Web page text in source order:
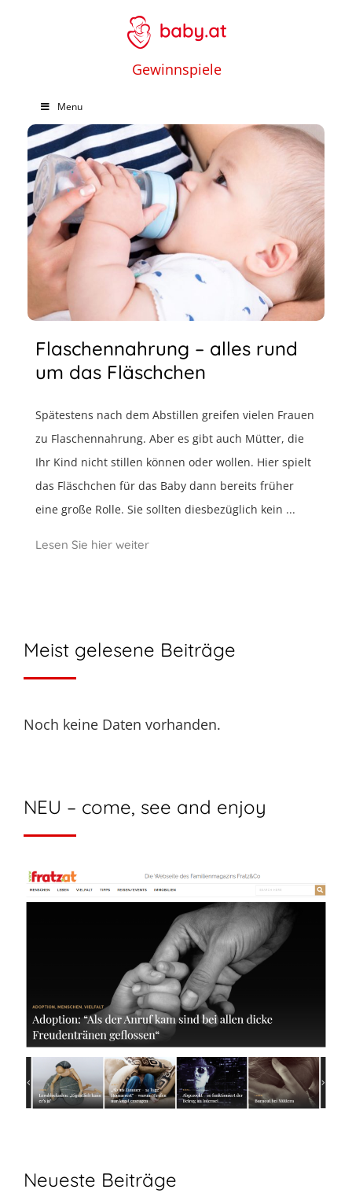
Gewinnspiele
Menu
Flaschennahrung – alles rund
um das Fläschchen
Spätestens nach dem Abstillen greifen vielen Frauen
zu Flaschennahrung. Aber es gibt auch Mütter, die
Ihr Kind nicht stillen können oder wollen. Hier spielt
das Fläschchen für das Baby dann bereits früher
eine große Rolle. Sie sollten diesbezüglich kein ...
Lesen Sie hier weiter
Meist gelesene Beiträge
Noch keine Daten vorhanden.
NEU – come, see and enjoy
Neueste Beiträge